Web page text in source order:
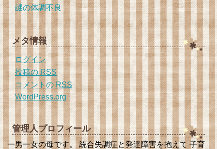
謎の体調不良
メタ情報
ログイン
投稿のRSS
コメントのRSS
WordPress.org
管理人プロフィール
一男一女の母です。 統合失調症と発達障害を抱えて 子育